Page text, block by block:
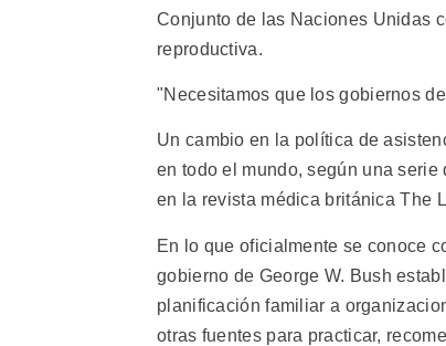
Conjunto de las Naciones Unidas
reproductiva.
"Necesitamos que los gobiernos
Un cambio en la política de
en todo el mundo, según una
en la revista médica británica The
En lo que oficialmente se conoce
gobierno de George W. Bush
planificación familiar a
otras fuentes para practicar,